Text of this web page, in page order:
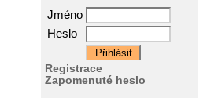
Jméno
Heslo
Registrace
Zapomenuté heslo